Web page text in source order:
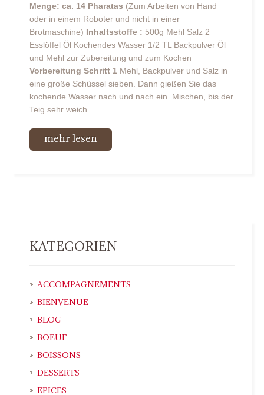
Menge: ca. 14 Pharatas (Zum Arbeiten von Hand
oder in einem Roboter und nicht in einer
Brotmaschine) Inhaltsstoffe : 500g Mehl Salz 2
Esslöffel Öl Kochendes Wasser 1/2 TL Backpulver Öl
und Mehl zur Zubereitung und zum Kochen
Vorbereitung Schritt 1 Mehl, Backpulver und Salz in
eine große Schüssel sieben. Dann gießen Sie das
kochende Wasser nach und nach ein. Mischen, bis der
Teig sehr weich...
mehr lesen
KATEGORIEN
ACCOMPAGNEMENTS
BIENVENUE
BLOG
BOEUF
BOISSONS
DESSERTS
EPICES